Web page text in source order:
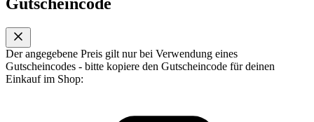
Gutscheincode
Der angegebene Preis gilt nur bei Verwendung eines
Gutscheincodes - bitte kopiere den Gutscheincode für deinen
Einkauf im Shop: